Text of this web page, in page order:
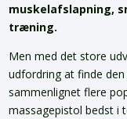
muskelafslapning,
træning.
Men med det store
udfordring at finde
sammenlignet flere
massagepistol bedst i